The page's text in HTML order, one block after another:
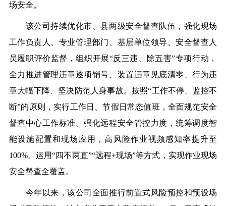
场安全。
该公司持续优化市、县两级安全督查队伍，强化现场
工作负责人、专业管理部门、基层单位领导、安全督查人
员履职评价监督，组织开展“反三违、除五害”专项行动，
全力推进管理违章逐项销号、装置违章见底清零、行为违
章大幅下降、坚决防范人身事故。按照“工作不停、监控不
断”的原则，实行工作日、节假日常态值班，全面规范安全
督查中心工作标准。强化远程安全管控力度，统筹调度智
能设施配置和现场应用，高风险作业视频感知率提升至
100%。运用“四不两直”“远程+现场”等方式，实现作业现场
安全督查全覆盖。
今年以来，该公司全面推行前置式风险预控和预设场